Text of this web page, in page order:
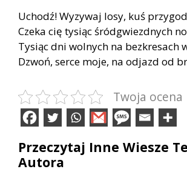
Uchodź! Wyzywaj losy, kuś
Czeka cię tysiąc śródgwiezdnych
Tysiąc dni wolnych na bezkresach
Dzwoń, serce moje, na odjazd od
Twoja ocena
Przeczytaj Inne Wiesze
Autora